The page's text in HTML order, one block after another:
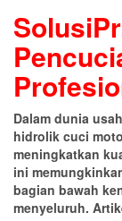
Dalam dunia
hidrolik cuci
meningkatkan
ini
bagian bawah
menyeluruh.